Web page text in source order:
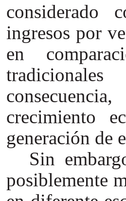
considerado
ingresos por
en
crecimiento
generación de
Sin
posiblemente